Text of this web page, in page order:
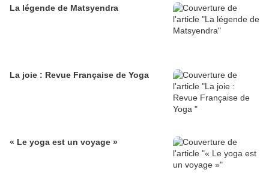
La légende de Matsyendra
La joie : Revue Française de Yoga
« Le yoga est un voyage »